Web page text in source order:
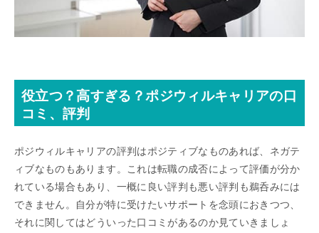
役立つ？高すぎる？ポジウィルキャリアの口
コミ、評判
ポジウィルキャリアの評判はポジティブなものあれば、ネガテ
ィブなものもあります。これは転職の成否によって評価が分か
れている場合もあり、一概に良い評判も悪い評判も鵜呑みには
できません。自分が特に受けたいサポートを念頭におきつつ、
それに関してはどういった口コミがあるのか見ていきましょ